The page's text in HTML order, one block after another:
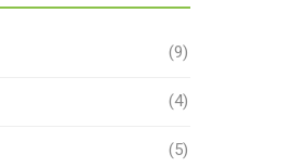
(9)
(4)
(5)